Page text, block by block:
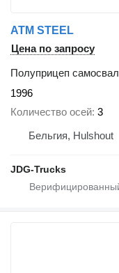
ATM STEEL
Цена по запросу
Полуприцеп самосвал
1996
Количество осей 3
Бельгия, Hulshout
JDG-Trucks